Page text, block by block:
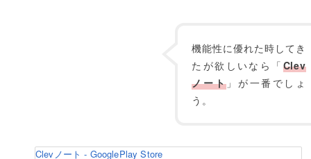
機能性に優れた時してき
たが欲しいなら「 Clev
ノート 」が一番でしょ
う。
Clevノート - GooglePlay Store